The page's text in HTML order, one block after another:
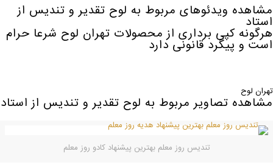
مشاهده ویدئوهای مربوط به لوح تقدیر و تندیس از
استاد
هرگونه کپی برداری از محصولات تهران لوح شرعا حرام
است و پیگرد قانونی دارد
تهران لوح
مشاهده تصاویر مربوط به لوح تقدیر و تندیس از استاد
تندیس روز معلم بهترین پیشنهاد کادو روز معلم